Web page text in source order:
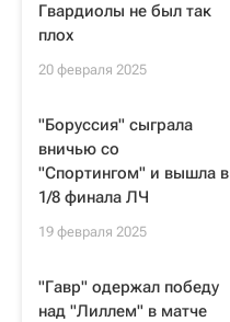
Гвардиолы не был так
плох
20 февраля 2025
"Боруссия" сыграла
вничью со
"Спортингом" и вышла в
1/8 финала ЛЧ
19 февраля 2025
"Гавр" одержал победу
над "Лиллем" в матче